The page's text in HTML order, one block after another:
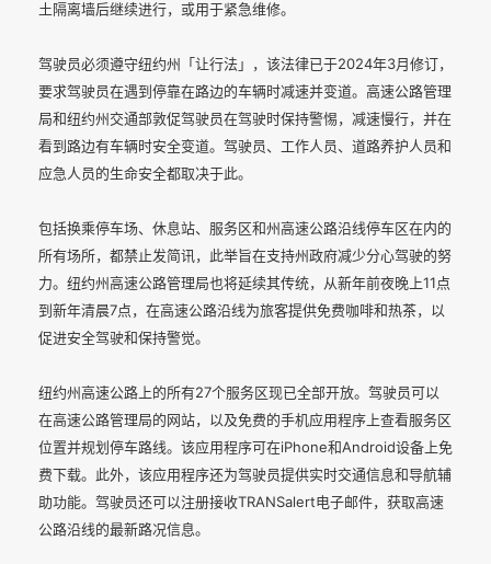
土隔离墙后继续进行，或用于紧急维修。
驾驶员必须遵守纽约州「让行法」，该法律已于2024年3月修订，
要求驾驶员在遇到停靠在路边的车辆时减速并变道。高速公路管理
局和纽约州交通部敦促驾驶员在驾驶时保持警惕，减速慢行，并在
看到路边有车辆时安全变道。驾驶员、工作人员、道路养护人员和
应急人员的生命安全都取决于此。
包括换乘停车场、休息站、服务区和州高速公路沿线停车区在内的
所有场所，都禁止发简讯，此举旨在支持州政府减少分心驾驶的努
力。纽约州高速公路管理局也将延续其传统，从新年前夜晚上11点
到新年清晨7点，在高速公路沿线为旅客提供免费咖啡和热茶，以
促进安全驾驶和保持警觉。
纽约州高速公路上的所有27个服务区现已全部开放。驾驶员可以
在高速公路管理局的网站，以及免费的手机应用程序上查看服务区
位置并规划停车路线。该应用程序可在iPhone和Android设备上免
费下载。此外，该应用程序还为驾驶员提供实时交通信息和导航辅
助功能。驾驶员还可以注册接收TRANSalert电子邮件，获取高速
公路沿线的最新路况信息。